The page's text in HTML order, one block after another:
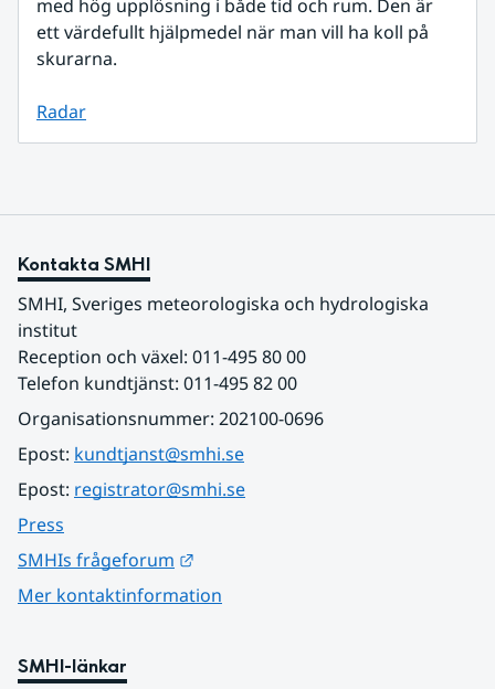
med hög upplösning i både tid och rum. Den är
ett värdefullt hjälpmedel när man vill ha koll på
skurarna.
Radar
Kontakta SMHI
SMHI, Sveriges meteorologiska och hydrologiska
institut
Reception och växel: 011-495 80 00
Telefon kundtjänst: 011-495 82 00
Organisationsnummer: 202100-0696
Epost: kundtjanst@smhi.se
Epost: registrator@smhi.se
Press
SMHIs frågeforum
Mer kontaktinformation
SMHI-länkar